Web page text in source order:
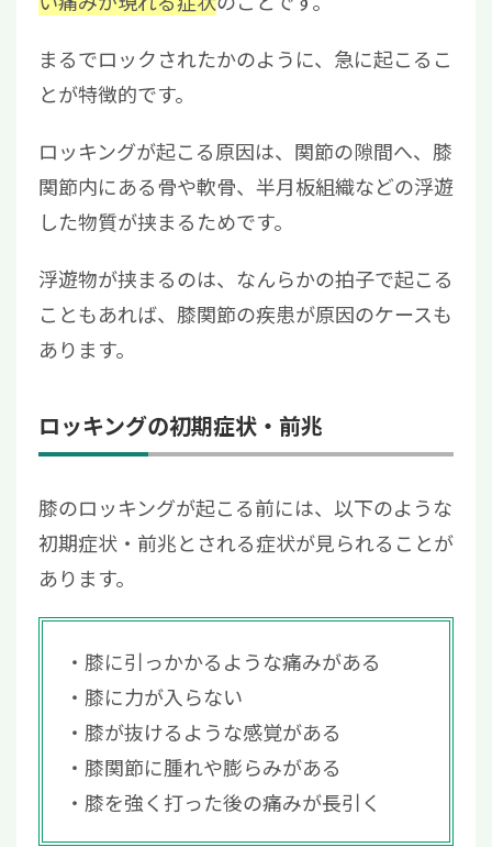
まるでロックされたかのように、急に起こるこ
とが特徴的です。
ロッキングが起こる原因は、関節の隙間へ、膝
関節内にある骨や軟骨、半月板組織などの浮遊
した物質が挟まるためです。
浮遊物が挟まるのは、なんらかの拍子で起こる
こともあれば、膝関節の疾患が原因のケースも
あります。
ロッキングの初期症状・前兆
膝のロッキングが起こる前には、以下のような
初期症状・前兆とされる症状が見られることが
あります。
膝に引っかかるような痛みがある
膝に力が入らない
膝が抜けるような感覚がある
膝関節に腫れや膨らみがある
膝を強く打った後の痛みが長引く